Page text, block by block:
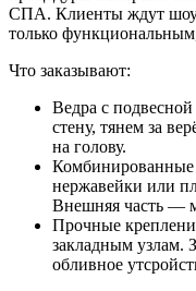
СПА. Клиенты ждут
только
Что заказывают:
Ведра с
стену, тянем за
на голову.
Комбинированные
нержавейки или
Внешняя часть —
Прочные
закладным узлам.
обливное